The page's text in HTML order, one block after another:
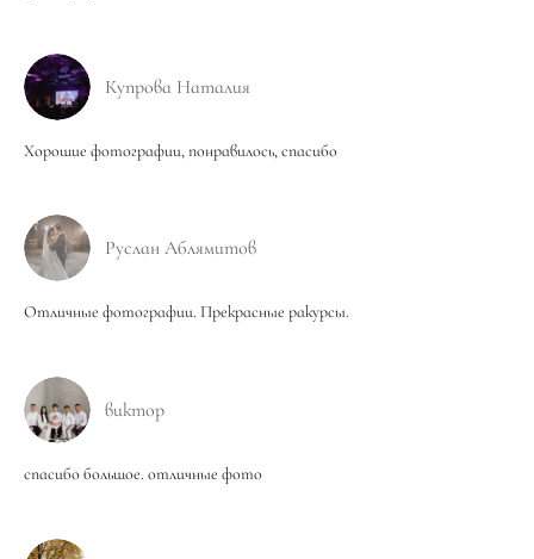
Купрова Наталия
Хорошие фотографии, понравилось, спасибо
Руслан Аблямитов
Отличные фотографии. Прекрасные ракурсы.
виктор
спасибо большое. отличные фото